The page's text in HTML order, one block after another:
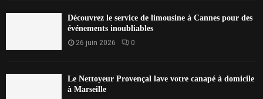
Découvrez le service de limousine à Cannes pour des
événements inoubliables
26 juin 2026 0
Le Nettoyeur Provençal lave votre canapé à domicile
à Marseille